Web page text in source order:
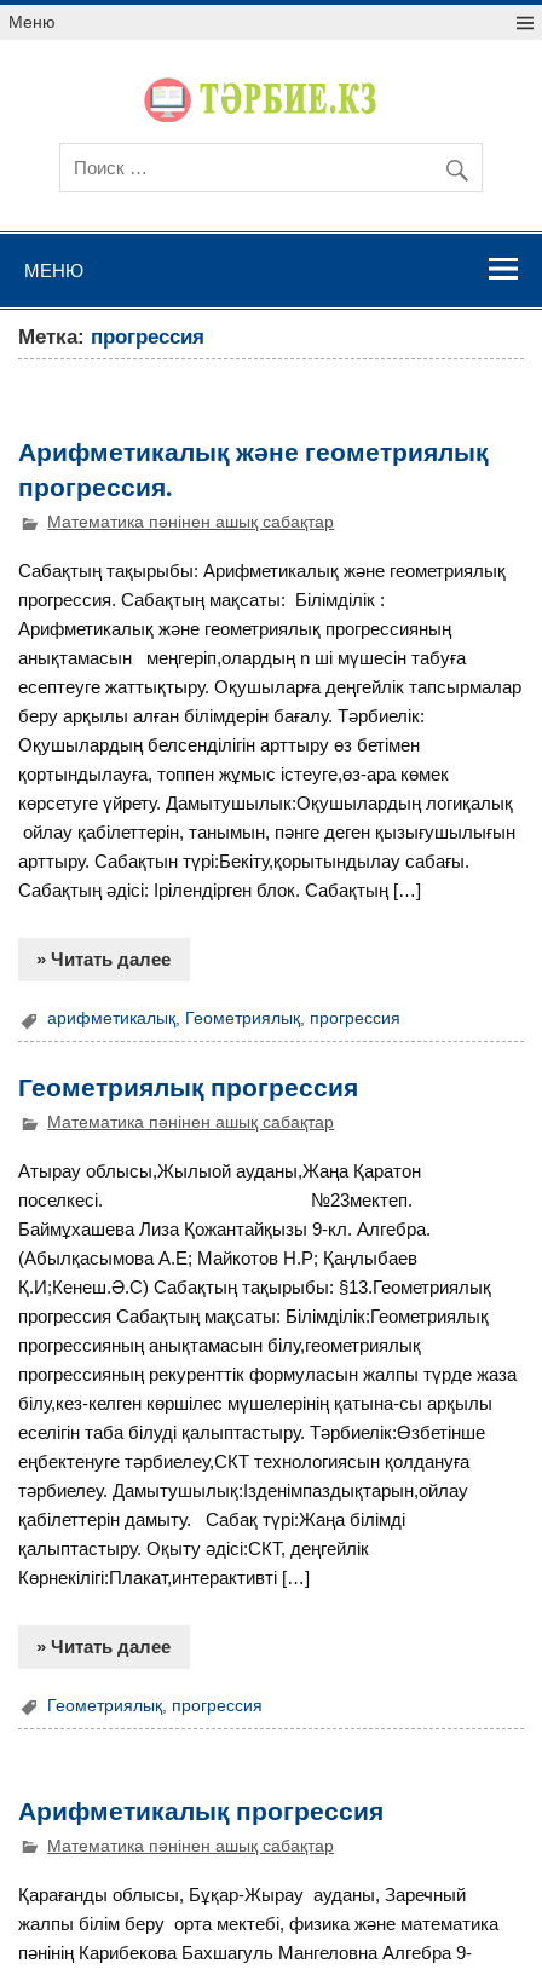
Меню
МЕНЮ
Метка: прогрессия
Арифметикалық және геометриялық
прогрессия.
Математика пәнінен ашық сабақтар
Сабақтың тақырыбы: Арифметикалық және геометриялық
прогрессия. Сабақтың мақсаты: Білімділік :
Арифметикалық және геометриялық прогрессияның
анықтамасын меңгеріп,олардың n ші мүшесін табуға
есептеуге жаттықтыру. Оқушыларға деңгейлік тапсырмалар
беру арқылы алған білімдерін бағалу. Тәрбиелік:
Оқушылардың белсенділігін арттыру өз бетімен
қортындылауға, топпен жұмыс істеуге,өз-ара көмек
көрсетуге үйрету. Дамытушылык:Оқушылардың логиқалық
ойлау қабілеттерін, танымын, пәнге деген қызығушылығын
арттыру. Сабақтын түрі:Бекіту,қорытындылау сабағы.
Сабақтың әдісі: Ірілендірген блок. Сабақтың […]
» Читать далее
арифметикалық, Геометриялық, прогрессия
Геометриялық прогрессия
Математика пәнінен ашық сабақтар
Атырау облысы,Жылыой ауданы,Жаңа Қаратон
поселкесі. №23мектеп.
Баймұхашева Лиза Қожантайқызы 9-кл. Алгебра.
(Абылқасымова А.Е; Майкотов Н.Р; Қаңлыбаев
Қ.И;Кенеш.Ә.С) Сабақтың тақырыбы: §13.Геометриялық
прогрессия Сабақтың мақсаты: Білімділік:Геометриялық
прогрессияның анықтамасын білу,геометриялық
прогрессияның рекуренттік формуласын жалпы түрде жаза
білу,кез-келген көршілес мүшелерінің қатына-сы арқылы
еселігін таба білуді қалыптастыру. Тәрбиелік:Өзбетінше
еңбектенуге тәрбиелеу,СКТ технологиясын қолдануға
тәрбиелеу. Дамытушылық:Ізденімпаздықтарын,ойлау
қабілеттерін дамыту. Сабақ түрі:Жаңа білімді
қалыптастыру. Оқыту әдісі:СКТ, деңгейлік
Көрнекілігі:Плакат,интерактивті […]
» Читать далее
Геометриялық, прогрессия
Арифметикалық прогрессия
Математика пәнінен ашық сабақтар
Қарағанды облысы, Бұқар-Жырау ауданы, Заречный
жалпы білім беру орта мектебі, физика және математика
пәнінің Карибекова Бахшагуль Мангеловна Алгебра 9-